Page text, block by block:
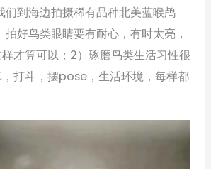
们到海边拍摄稀有品种北美蓝喉鸬
拍好鸟类眼睛要有耐心，有时太亮，
才算可以；2）琢磨鸟类生活习性很
打斗，摆pose，生活环境，每样都